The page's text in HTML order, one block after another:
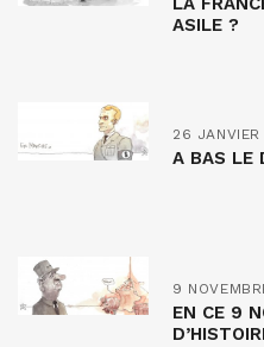
ASILE ?
26
A BAS LE
9
EN CE 9